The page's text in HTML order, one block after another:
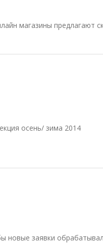
магазины предлагают
осень/ зима 2014
новые заявки